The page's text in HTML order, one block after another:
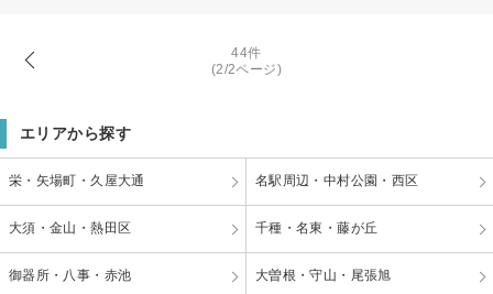
44件
(2/2ページ)
エリアから探す
栄・矢場町・久屋大通 名駅周辺・中村公園・西区
大須・金山・熱田区 千種・名東・藤が丘
御器所・八事・赤池 大曽根・守山・尾張旭